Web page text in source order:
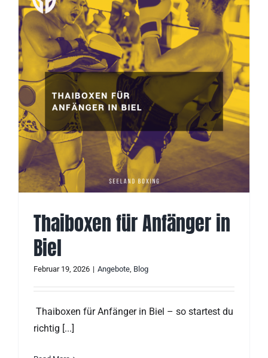
Thaiboxen für Anfänger in
Biel
Februar 19, 2026 | Angebote, Blog
Thaiboxen für Anfänger in Biel – so startest du
richtig [...]